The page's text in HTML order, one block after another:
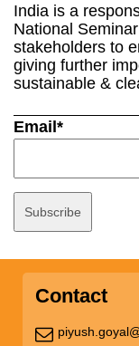
India is a
National
stakeholders to
giving further
sustainable &
Email*
Contact